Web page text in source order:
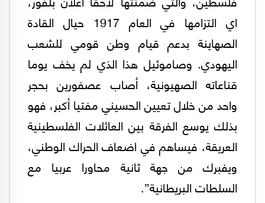
اي التزامها في العام 1917 حيال القادة
الصهاينة بدعم قيام وطن قومي للشعب
اليهودي. وصاموئيل هذا الذي لم يخف يوما
قناعاته الصهيونية، أصاب عصفورين بحجر
واحد من خلال تعيين الحسيني مفتيا أكبر، فهو
بذلك يوسع الفرقة بين العائلات الفلسطينية
العريقة، فيساهم في اضعاف الحراك الوطني،
ويفبرك من جهة ثانية محاورا عربيا مع
السلطات البريطانية”.